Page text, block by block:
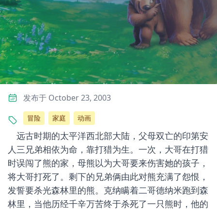
远古时期的太平洋西北部大陆，父母双亡的印第安
人三兄弟相依为命，靠打猎为生。一次，大哥在打猎
时误闯了熊的家，母熊以为大哥要来伤害她的孩子，
将大哥打死了。剩下的兄弟俩由此对熊充满了怨恨，
发誓要杀光森林里的熊。克纳瞒着二哥德纳米跑到森
林里，当他历经千辛万苦终于杀死了一只熊时，他的
发布于 October 23, 2003
冒险 家庭 动画